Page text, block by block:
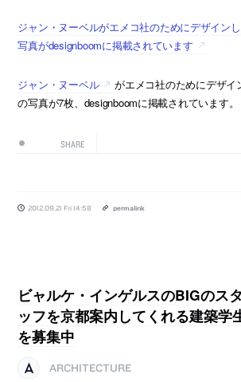
ジャン・ヌーベルがエメコ社のためにデザイン
写真がdesignboomに掲載されています
ジャン・ヌーベル
がエメコ社のためにデザイ
の写真が7枚、designboomに掲載されています。
SHARE
2012.09.21 Fri 14:58 permalink
ビャルケ・インゲルスのBIGのスタ
ッフを京都案内してくれる建築学
を募集中
ARCHITECTURE